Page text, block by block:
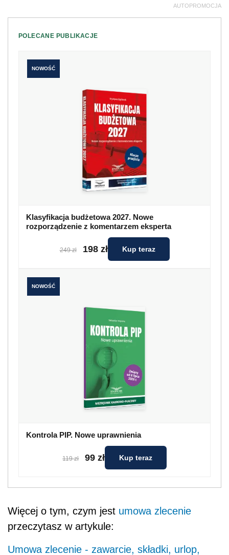
AUTOPROMOCJA
POLECANE PUBLIKACJE
NOWOŚĆ
Klasyfikacja budżetowa 2027. Nowe
rozporządzenie z komentarzem eksperta
249 zł 198 zł Kup teraz
NOWOŚĆ
Kontrola PIP. Nowe uprawnienia
119 zł 99 zł Kup teraz
Więcej o tym, czym jest umowa zlecenie
przeczytasz w artykule:
Umowa zlecenie - zawarcie, składki, urlop,